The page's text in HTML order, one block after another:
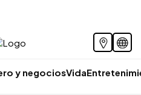
y negociosVida